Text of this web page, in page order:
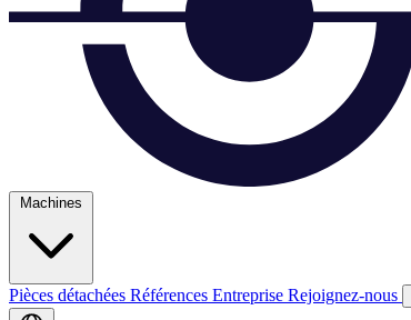
Machines
Pièces détachées Références Entreprise Rejoignez-nous